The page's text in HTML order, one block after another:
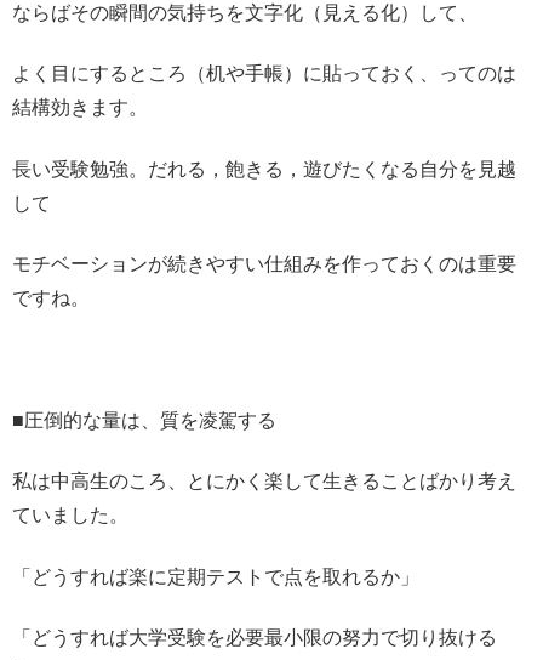
ならばその瞬間の気持ちを文字化（見える化）して、
よく目にするところ（机や手帳）に貼っておく、
ってのは
結構効きます。
長い受験勉強。だれる，飽きる，遊びたくなる自分を見越
して
モチベーションが続きやすい仕組みを作っておくのは重要
ですね。
■圧倒的な量は、質を凌駕する
私は中高生のころ、
とにかく楽して生きることばかり考え
ていました。
「どうすれば楽に定期テストで点を取れるか」
「どうすれば大学受験を必要最小限の努力で切り抜ける